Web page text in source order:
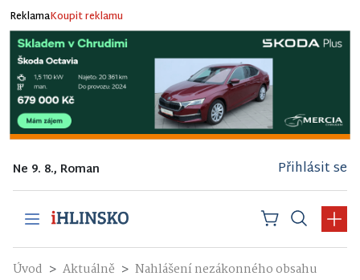
ReklamaKoupit reklamu
Ne 9. 8., Roman Přihlásit se
Úvod Aktuálně Nahlášení nezákonného obsahu